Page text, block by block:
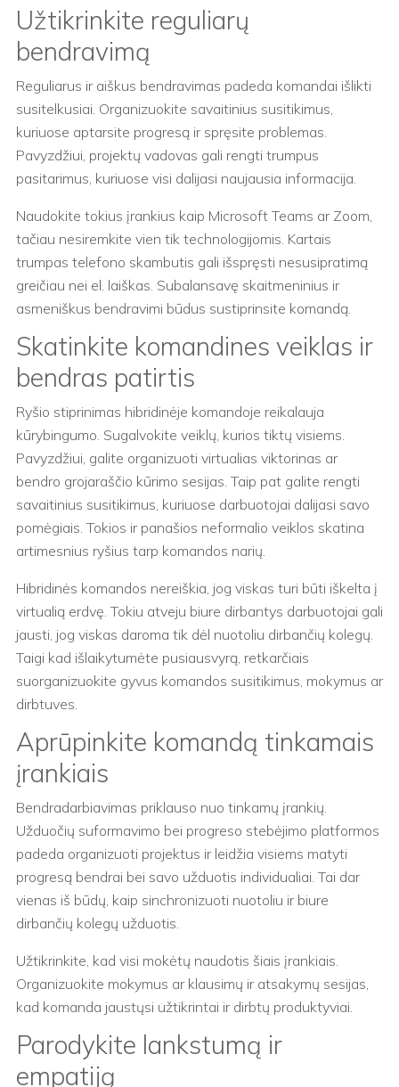
Užtikrinkite reguliarų
bendravimą
Reguliarus ir aiškus bendravimas padeda komandai išlikti
susitelkusiai. Organizuokite savaitinius susitikimus,
kuriuose aptarsite progresą ir spręsite problemas.
Pavyzdžiui, projektų vadovas gali rengti trumpus
pasitarimus, kuriuose visi dalijasi naujausia informacija.
Naudokite tokius įrankius kaip Microsoft Teams ar Zoom,
tačiau nesiremkite vien tik technologijomis. Kartais
trumpas telefono skambutis gali išspręsti nesusipratimą
greičiau nei el. laiškas. Subalansavę skaitmeninius ir
asmeniškus bendravimi būdus sustiprinsite komandą.
Skatinkite komandines veiklas ir
bendras patirtis
Ryšio stiprinimas hibridinėje komandoje reikalauja
kūrybingumo. Sugalvokite veiklų, kurios tiktų visiems.
Pavyzdžiui, galite organizuoti virtualias viktorinas ar
bendro grojaraščio kūrimo sesijas. Taip pat galite rengti
savaitinius susitikimus, kuriuose darbuotojai dalijasi savo
pomėgiais. Tokios ir panašios neformalio veiklos skatina
artimesnius ryšius tarp komandos narių.
Hibridinės komandos nereiškia, jog viskas turi būti iškelta į
virtualią erdvę. Tokiu atveju biure dirbantys darbuotojai gali
jausti, jog viskas daroma tik dėl nuotoliu dirbančių kolegų.
Taigi kad išlaikytumėte pusiausvyrą, retkarčiais
suorganizuokite gyvus komandos susitikimus, mokymus ar
dirbtuves.
Aprūpinkite komandą tinkamais
įrankiais
Bendradarbiavimas priklauso nuo tinkamų įrankių.
Užduočių suformavimo bei progreso stebėjimo platformos
padeda organizuoti projektus ir leidžia visiems matyti
progresą bendrai bei savo užduotis individualiai. Tai dar
vienas iš būdų, kaip sinchronizuoti nuotoliu ir biure
dirbančių kolegų užduotis.
Užtikrinkite, kad visi mokėtų naudotis šiais įrankiais.
Organizuokite mokymus ar klausimų ir atsakymų sesijas,
kad komanda jaustųsi užtikrintai ir dirbtų produktyviai.
Parodykite lankstumą ir
empatiją